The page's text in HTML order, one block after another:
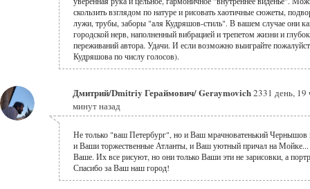
скользить взглядом по натуре и рисовать хаотичные сюжеты,
лужи, трубы, заборы "аля Кудряшов-стиль". В вашем случае они
городской нерв, наполненный вибрацией и трепетом жизни и
переживаний автора. Удачи. И если возможно выиграйте
Кудряшова по числу голосов).
Дмитрий/Dmitriy Гераймович/ Geraymovich2331 день, 19
минут назад
Не только "ваш Петербург", но и Ваш мрачноватенький Чернышов
и Ваши торжественные Атланты, и Ваш уютный причал на Мойке...
Ваше. Их все рисуют, но они только Ваши эти не зарисовки, а
Спасибо за Ваш наш город!